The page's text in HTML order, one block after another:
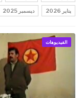
يناير 2026 ديسمبر 2025
الفيديوهات